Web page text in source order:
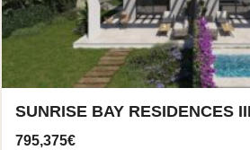
SUNRISE BAY RESIDENCES III
795,375€